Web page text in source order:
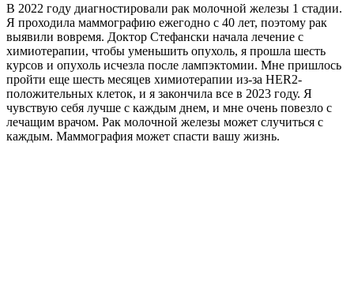
В 2022 году диагностировали рак молочной железы 1 стадии.
Я проходила маммографию ежегодно с 40 лет, поэтому рак
выявили вовремя. Доктор Стефански начала лечение с
химиотерапии, чтобы уменьшить опухоль, я прошла шесть
курсов и опухоль исчезла после лампэктомии. Мне пришлось
пройти еще шесть месяцев химиотерапии из-за HER2-
положительных клеток, и я закончила все в 2023 году. Я
чувствую себя лучше с каждым днем, и мне очень повезло с
лечащим врачом. Рак молочной железы может случиться с
каждым. Маммография может спасти вашу жизнь.